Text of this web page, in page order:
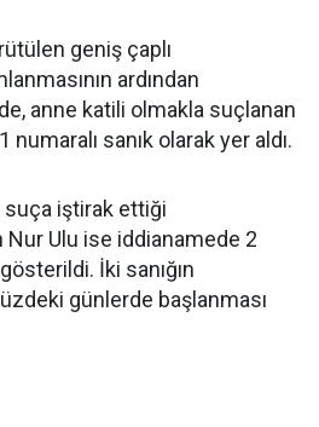
geniş çaplı
ardından
anne katili olmakla suçlanan
sanık olarak yer aldı.
suça iştirak ettiği
Ulu ise iddianamede 2
İki sanığın
günlerde başlanması